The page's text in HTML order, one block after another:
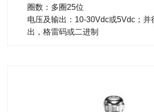
圈数：多圈25位
电压及输出：10-30Vdc或5Vdc；并
出，格雷码或二进制